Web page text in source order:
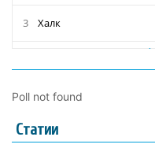
Poll not found
Статии